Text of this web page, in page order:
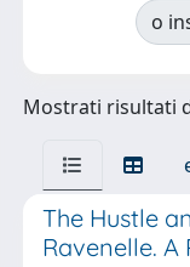
o
Mostrati risultati
The Hustle
Ravenelle. A